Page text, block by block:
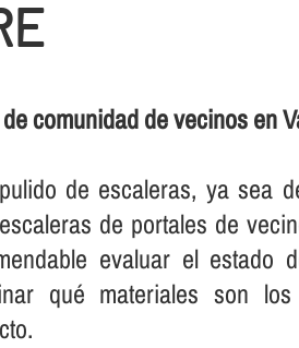
comunidad de vecinos en
de escaleras, ya sea
de portales de
evaluar el estado
qué materiales son